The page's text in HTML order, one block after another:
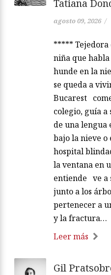
Tatiana
agosto 09, 2026 /
***** Tejedora
niña que
hunde en la
se queda a
Bucarest
colegio, guía a
de una lengua
bajo la nieve o
hospital
la ventana en
entiende ve a
junto a los
pertenecer a
y la fractura…
Leer más
Gil